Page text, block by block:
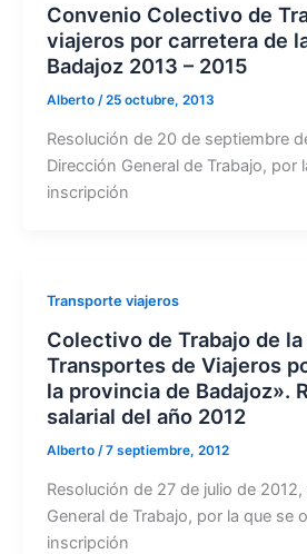
Convenio Colectivo de
viajeros por carretera de
Badajoz 2013 – 2015
Alberto /25 octubre, 2013
Resolución de 20 de septiembre
Dirección General de Trabajo, por
inscripción
Transporte viajeros
Colectivo de Trabajo de
Transportes de Viajeros
la provincia de Badajoz».
salarial del año 2012
Alberto /7 septiembre, 2012
Resolución de 27 de julio de
General de Trabajo, por la que se
inscripción